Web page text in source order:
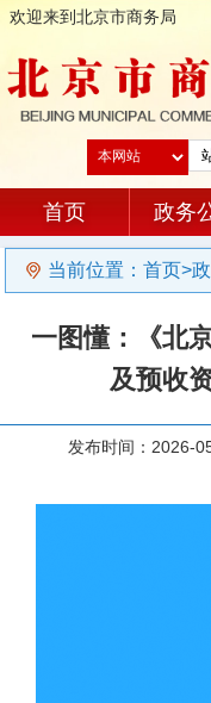
欢迎来到北京市商务局
首页 政务
当前位置： 首页>
一图懂：《北
及预收
发布时间：